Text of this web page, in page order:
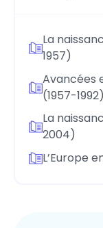
La
1957)
Avancées
(1957-1992)
La
2004)
L’Europe